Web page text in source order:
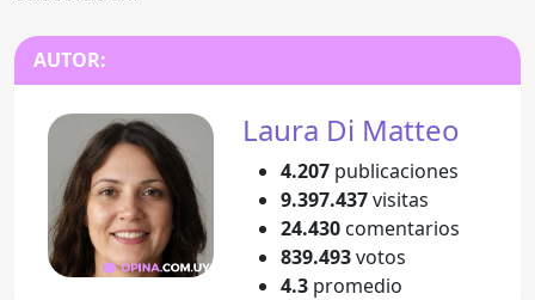
AUTOR:
Laura Di Matteo
4.207 publicaciones
9.397.437visitas
24.430 comentarios
839.493votos
4.3 promedio